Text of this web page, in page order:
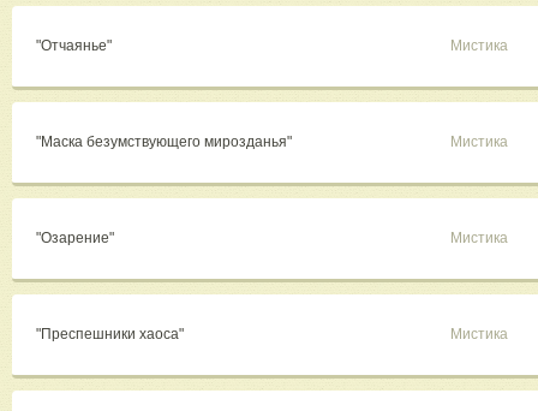
"Отчаянье" Мистика
"Маска безумствующего мирозданья" Мистика
"Озарение" Мистика
"Преспешники хаоса" Мистика